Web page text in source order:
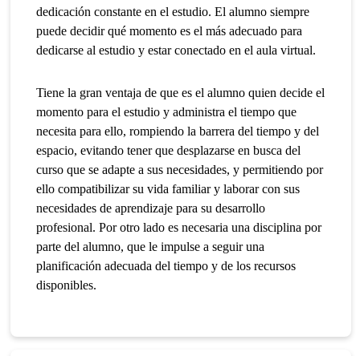
dedicación constante en el estudio. El alumno siempre
puede decidir qué momento es el más adecuado para
dedicarse al estudio y estar conectado en el aula virtual.
Tiene la gran ventaja de que es el alumno quien decide el
momento para el estudio y administra el tiempo que
necesita para ello, rompiendo la barrera del tiempo y del
espacio, evitando tener que desplazarse en busca del
curso que se adapte a sus necesidades, y permitiendo por
ello compatibilizar su vida familiar y laborar con sus
necesidades de aprendizaje para su desarrollo
profesional. Por otro lado es necesaria una disciplina por
parte del alumno, que le impulse a seguir una
planificación adecuada del tiempo y de los recursos
disponibles.